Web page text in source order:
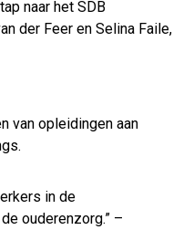
naar het SDB
der Feer en Selina Faile,
van opleidingen aan
in de
ouderenzorg.” –